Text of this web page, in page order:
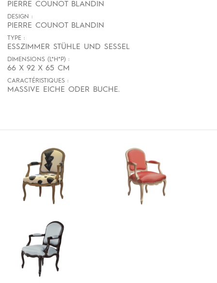
PIERRE COUNOT BLANDIN
DESIGN :
PIERRE COUNOT BLANDIN
TYPE :
ESSZIMMER STÜHLE UND SESSEL
DIMENSIONS (L*H*P) :
66 X 92 X 65 CM
CARACTÉRISTIQUES :
MASSIVE EICHE ODER BUCHE.